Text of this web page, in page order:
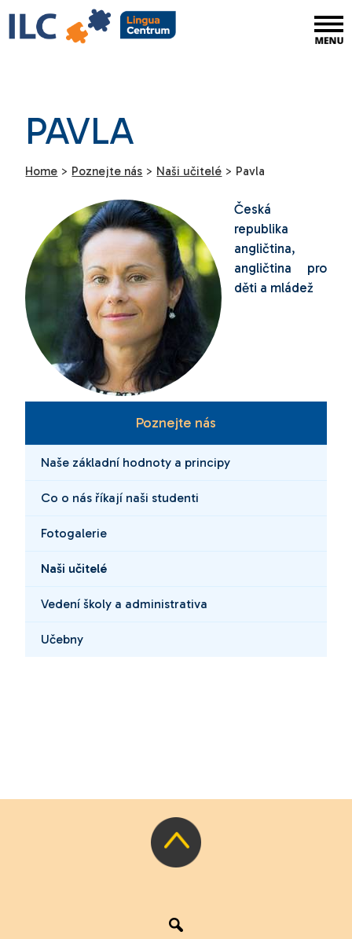
PAVLA
Home > Poznejte nás > Naši učitelé > Pavla
Česká
republika
angličtina,
angličtina pro
děti a mládež
Poznejte nás
Naše základní hodnoty a principy
Co o nás říkají naši studenti
Fotogalerie
Naši učitelé
Vedení školy a administrativa
Učebny